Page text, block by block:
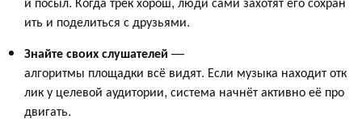
ить и поделиться с друзьями.
Знайте своих слушателей —
алгоритмы площадки всё видят. Если музыка находит отк
лик у целевой аудитории, система начнёт активно её про
двигать.